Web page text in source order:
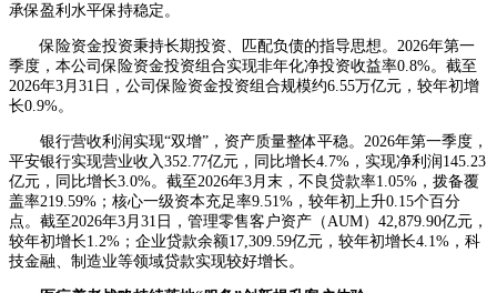
承保盈利水平保持稳定。
保险资金投资秉持长期投资、匹配负债的指导思想。2026年第一
季度，本公司保险资金投资组合实现非年化净投资收益率0.8%。截至
2026年3月31日，公司保险资金投资组合规模约6.55万亿元，较年初增
长0.9%。
银行营收利润实现“双增”，资产质量整体平稳。2026年第一季度，
平安银行实现营业收入352.77亿元，同比增长4.7%，实现净利润145.23
亿元，同比增长3.0%。截至2026年3月末，不良贷款率1.05%，拨备覆
盖率219.59%；核心一级资本充足率9.51%，较年初上升0.15个百分
点。截至2026年3月31日，管理零售客户资产（AUM）42,879.90亿元，
较年初增长1.2%；企业贷款余额17,309.59亿元，较年初增长4.1%，科
技金融、制造业等领域贷款实现较好增长。